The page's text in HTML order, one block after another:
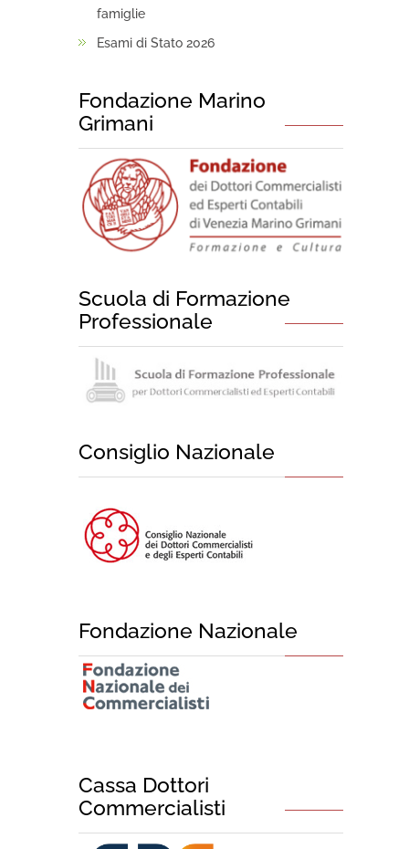
famiglie
Esami di Stato 2026
Fondazione Marino
Grimani
Scuola di Formazione
Professionale
Consiglio Nazionale
Fondazione Nazionale
Cassa Dottori
Commercialisti